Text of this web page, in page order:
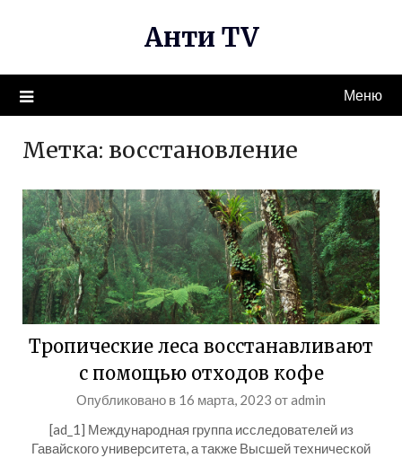
Анти TV
Меню
Метка: восстановление
Тропические леса восстанавливают
с помощью отходов кофе
Опубликовано в 16 марта, 2023 отadmin
[ad_1] Международная группа исследователей из
Гавайского университета, а также Высшей технической